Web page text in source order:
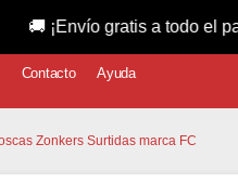
Contacto Ayuda
Zonkers Surtidas marca FC
gratis a todo el país con